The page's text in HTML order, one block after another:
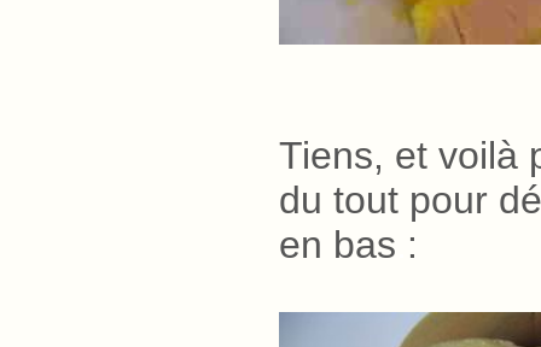
Tiens, et voilà
du tout pour
en bas :